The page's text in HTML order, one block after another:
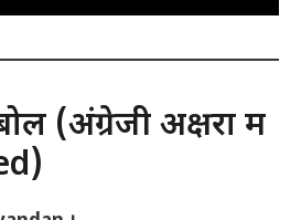
(अंग्रेजी अक्षरों में